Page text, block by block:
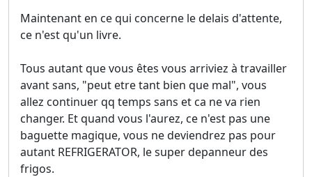
Maintenant en ce qui concerne le delais d'attente,
ce n'est qu'un livre.
Tous autant que vous êtes vous arriviez à travailler
avant sans, "peut etre tant bien que mal", vous
allez continuer qq temps sans et ca ne va rien
changer. Et quand vous l'aurez, ce n'est pas une
baguette magique, vous ne deviendrez pas pour
autant REFRIGERATOR, le super depanneur des
frigos.